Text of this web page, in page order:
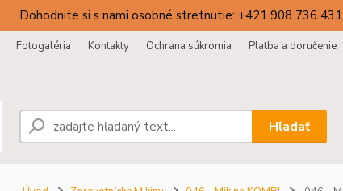
Dohodnite si s nami osobné stretnutie: +421 908 736
Fotogaléria Kontakty Ochrana súkromia Platba a doručenie
Hľadať